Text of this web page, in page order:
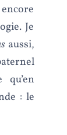
Je
aussi,
: le